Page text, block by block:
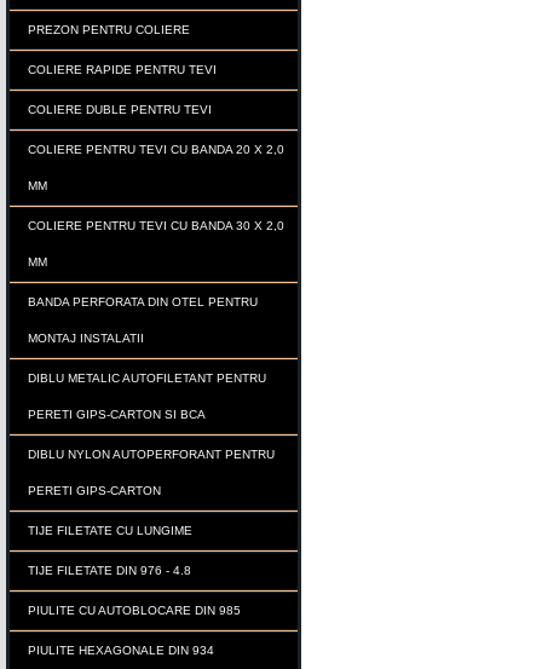
PREZON PENTRU COLIERE
COLIERE RAPIDE PENTRU TEVI
COLIERE DUBLE PENTRU TEVI
COLIERE PENTRU TEVI CU BANDA 20 X 2,0
MM
COLIERE PENTRU TEVI CU BANDA 30 X 2,0
MM
BANDA PERFORATA DIN OTEL PENTRU
MONTAJ INSTALATII
DIBLU METALIC AUTOFILETANT PENTRU
PERETI GIPS-CARTON SI BCA
DIBLU NYLON AUTOPERFORANT PENTRU
PERETI GIPS-CARTON
TIJE FILETATE CU LUNGIME
TIJE FILETATE DIN 976 - 4.8
PIULITE CU AUTOBLOCARE DIN 985
PIULITE HEXAGONALE DIN 934